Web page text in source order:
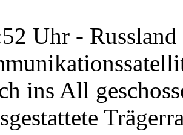
Uhr -
ins All